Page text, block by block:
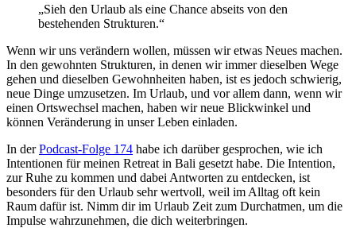
„Sieh den Urlaub als eine Chance abseits von den
bestehenden Strukturen.“
Wenn wir uns verändern wollen, müssen wir etwas Neues machen.
In den gewohnten Strukturen, in denen wir immer dieselben Wege
gehen und dieselben Gewohnheiten haben, ist es jedoch schwierig,
neue Dinge umzusetzen. Im Urlaub, und vor allem dann, wenn wir
einen Ortswechsel machen, haben wir neue Blickwinkel und
können Veränderung in unser Leben einladen.
In derPodcast-Folge 174 habe ich darüber gesprochen, wie ich
Intentionen für meinen Retreat in Bali gesetzt habe. Die Intention,
zur Ruhe zu kommen und dabei Antworten zu entdecken, ist
besonders für den Urlaub sehr wertvoll, weil im Alltag oft kein
Raum dafür ist. Nimm dir im Urlaub Zeit zum Durchatmen, um die
Impulse wahrzunehmen, die dich weiterbringen.